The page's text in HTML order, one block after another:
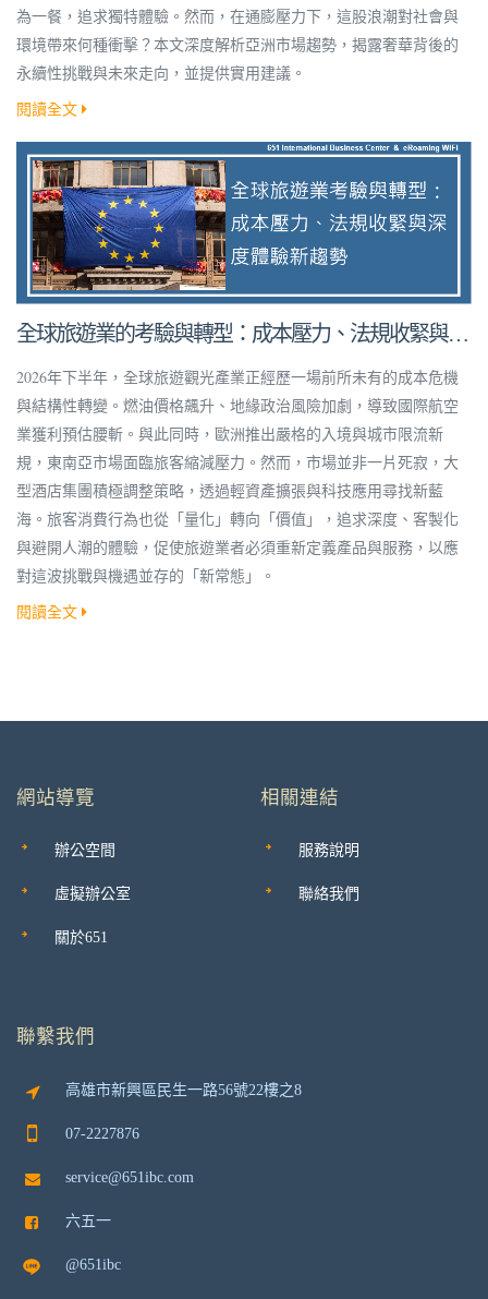
為一餐，追求獨特體驗。然而，在通膨壓力下，這股浪潮對社會與
環境帶來何種衝擊？本文深度解析亞洲市場趨勢，揭露奢華背後的
永續性挑戰與未來走向，並提供實用建議。
閱讀全文
全球旅遊業的考驗與轉型：成本壓力、法規收緊與深
度體驗新趨勢
2026年下半年，全球旅遊觀光產業正經歷一場前所未有的成本危機
與結構性轉變。燃油價格飆升、地緣政治風險加劇，導致國際航空
業獲利預估腰斬。與此同時，歐洲推出嚴格的入境與城市限流新
規，東南亞市場面臨旅客縮減壓力。然而，市場並非一片死寂，大
型酒店集團積極調整策略，透過輕資產擴張與科技應用尋找新藍
海。旅客消費行為也從「量化」轉向「價值」，追求深度、客製化
與避開人潮的體驗，促使旅遊業者必須重新定義產品與服務，以應
對這波挑戰與機遇並存的「新常態」。
閱讀全文
網站導覽
辦公空間
虛擬辦公室
關於651
相關連結
服務說明
聯絡我們
聯繫我們
高雄市新興區民生一路56號22樓之8
07-2227876
service@651ibc.com
六五一
@651ibc